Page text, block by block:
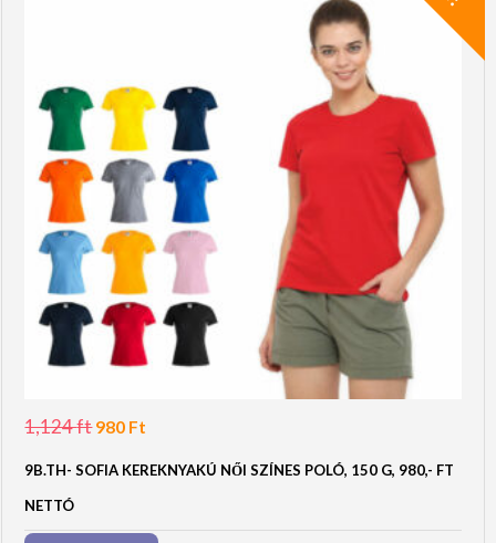
1,124ftOriginal
was:
980 Ft
is:
9B.TH- SOFIA KEREKNYAKÚ NŐI SZÍNES POLÓ, 150 G, 980,- FT
NETTÓ